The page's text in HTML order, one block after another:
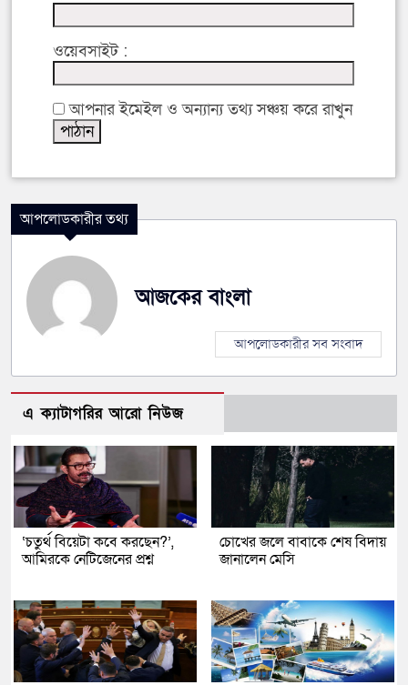
ওয়েবসাইট :
আপনার ইমেইল ও অন্যান্য তথ্য সঞ্চয় করে রাখুন
আপলোডকারীর তথ্য
আজকের বাংলা
আপলোডকারীর সব সংবাদ
এ ক্যাটাগরির আরো নিউজ
‘চতুর্থ বিয়েটা কবে করছেন?’,
আমিরকে নেটিজেনের প্রশ্ন
চোখের জলে বাবাকে শেষ বিদায়
জানালেন মেসি